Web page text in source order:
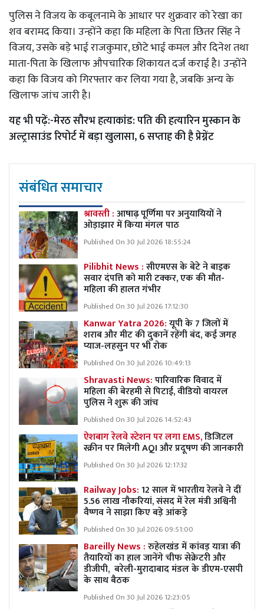
पुलिस ने विजय के कबूलनामे के आधार पर शुक्रवार को रेखा का
शव बरामद किया। उन्होंने कहा कि महिला के पिता छितर सिंह ने
विजय, उसके बड़े भाई राजकुमार, छोटे भाई कमल और दिनेश तथा
माता-पिता के खिलाफ औपचारिक शिकायत दर्ज कराई है। उन्होंने
कहा कि विजय को गिरफ्तार कर लिया गया है, जबकि अन्य के
खिलाफ जांच जारी है।
यह भी पढ़ें:-मेरठ सौरभ हत्याकांड: पति की हत्यारिन मुस्कान के
अल्ट्रासाउंड रिपोर्ट में बड़ा खुलासा, 6 सप्ताह की है प्रेग्नेंट
संबंधित समाचार
श्रावस्ती :आषाढ़ पूर्णिमा पर अनुयायियों ने
ओड़ाझार में किया मंगल पाठ
Published On 30 Jul 2026 18:55:24
Pilibhit News :सीएमएस के बेटे ने बाइक
सवार दंपत्ति को मारी टक्कर, एक की मौत-
महिला की हालत गंभीर
Published On 30 Jul 2026 17:12:30
Kanwar Yatra 2026:यूपी के 7 जिलों में
शराब और मीट की दुकानें रहेंगी बंद, कई जगह
प्याज-लहसुन पर भी रोक
Published On 30 Jul 2026 10:49:13
Shravasti News:पारिवारिक विवाद में
महिला की बेरहमी से पिटाई, वीडियो वायरल
पुलिस ने शुरू की जांच
Published On 30 Jul 2026 14:52:43
ऐशबाग रेलवे स्टेशन पर लगा EMS,डिजिटल
स्क्रीन पर मिलेगी AQI और प्रदूषण की जानकारी
Published On 30 Jul 2026 12:17:32
Railway Jobs:12 साल में भारतीय रेलवे ने दीं
5.56 लाख नौकरियां, संसद में रेल मंत्री अश्विनी
वैष्णव ने साझा किए बड़े आंकड़े
Published On 30 Jul 2026 09:51:00
Bareilly News :रुहेलखंड में कांवड़ यात्रा की
तैयारियों का हाल जानेंगे चीफ सेक्रेटरी और
डीजीपी, बरेली-मुरादाबाद मंडल के डीएम-एसपी
के साथ बैठक
Published On 30 Jul 2026 12:23:05